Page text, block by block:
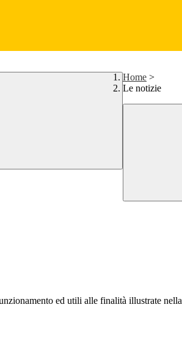
Home >
Le notizie
ed utili alle finalità illustrate nella